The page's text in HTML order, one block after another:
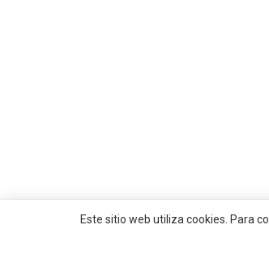
Este sitio web utiliza cookies. Para